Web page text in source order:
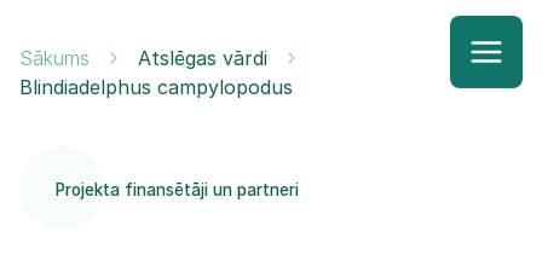
Sākums
Atslēgas vārdi
Blindiadelphus campylopodus
Projekta finansētāji un partneri